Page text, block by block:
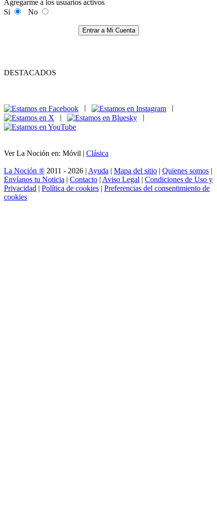
Agregarme a los usuarios activos
Si
No
Entrar a Mi Cuenta
DESTACADOS
|
|
Ver La Noción en: Móvil | Clásica
La Noción ® 2011 - 2026 | Ayuda | Mapa del sitio | Quienes somos |
Envíanos tu Noticia | Contacto | Aviso Legal | Condiciones de Uso y
Privacidad | Política de cookies | Preferencias del consentimiento de
cookies